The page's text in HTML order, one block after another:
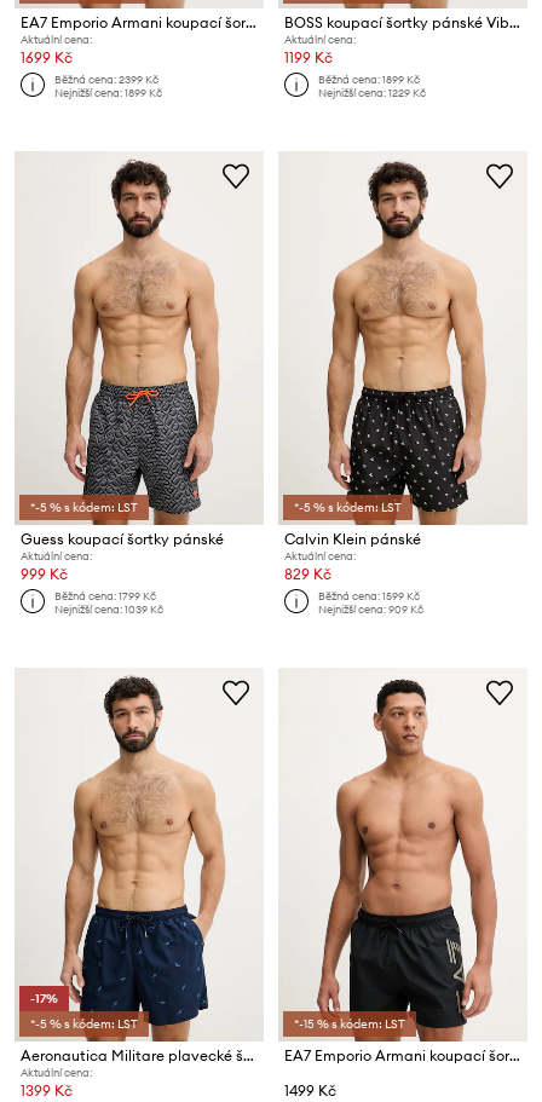
EA7 Emporio Armani koupací šortky pánské
Aktuální cena:
1699 Kč
Běžná cena:2399 Kč
Nejnižší cena:1899 Kč
BOSS koupací šortky pánské Vibe
Aktuální cena:
1199 Kč
Běžná cena:1899 Kč
Nejnižší cena:1229 Kč
*-5 % s kódem: LST
Guess koupací šortky pánské
Aktuální cena:
999 Kč
Běžná cena:1799 Kč
Nejnižší cena:1039 Kč
*-5 % s kódem: LST
Calvin Klein pánské
Aktuální cena:
829 Kč
Běžná cena:1599 Kč
Nejnižší cena:909 Kč
-17%
*-5 % s kódem: LST
Aeronautica Militare plavecké šortky pánské
Aktuální cena:
1399 Kč
*-15 % s kódem: LST
EA7 Emporio Armani koupací šortky pánské
1499 Kč